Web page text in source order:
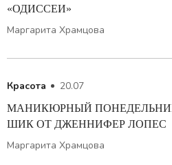
«ОДИССЕИ»
Маргарита Храмцова
Красота 20.07
МАНИКЮРНЫЙ
ШИК ОТ ДЖЕННИФЕР ЛОПЕС
Маргарита Храмцова